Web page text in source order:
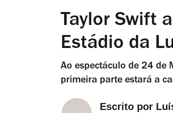
Taylor Swift
Estádio da
Ao espectáculo de 24 de
primeira parte estará a
Escrito por